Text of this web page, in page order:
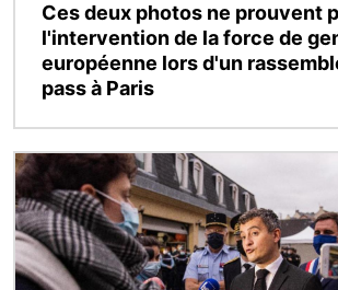
Ces deux photos ne prouvent
l'intervention de la force de
européenne lors d'un
pass à Paris
Image